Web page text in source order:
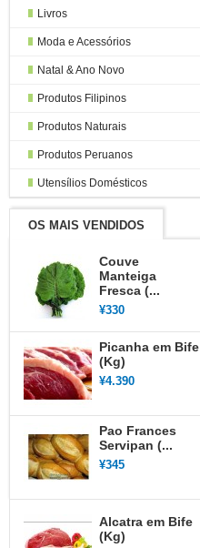
Livros
Moda e Acessórios
Natal & Ano Novo
Produtos Filipinos
Produtos Naturais
Produtos Peruanos
Utensílios Domésticos
OS MAIS VENDIDOS
Couve
Manteiga
Fresca (...
¥330
Picanha em Bife
(Kg)
¥4.390
Pao Frances
Servipan (...
¥345
Alcatra em Bife
(Kg)